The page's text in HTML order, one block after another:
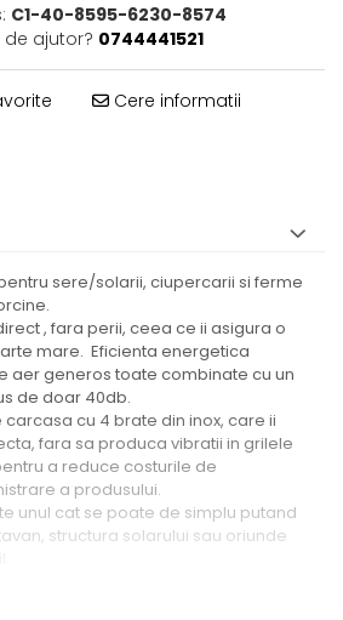
C1-40-8595-6230-8574
de ajutor? 0744441521
Cere informatii
sere/solarii, ciupercarii si ferme
, fara perii, ceea ce ii asigura o
mare. Eficienta energetica
aer generos toate combinate cu un
de doar 40db.
cu 4 brate din inox, care ii
fara sa produca vibratii in grilele
a reduce costurile de
a produsului.
unul cat se poate de simplu putand
structura solarului sau oriunde